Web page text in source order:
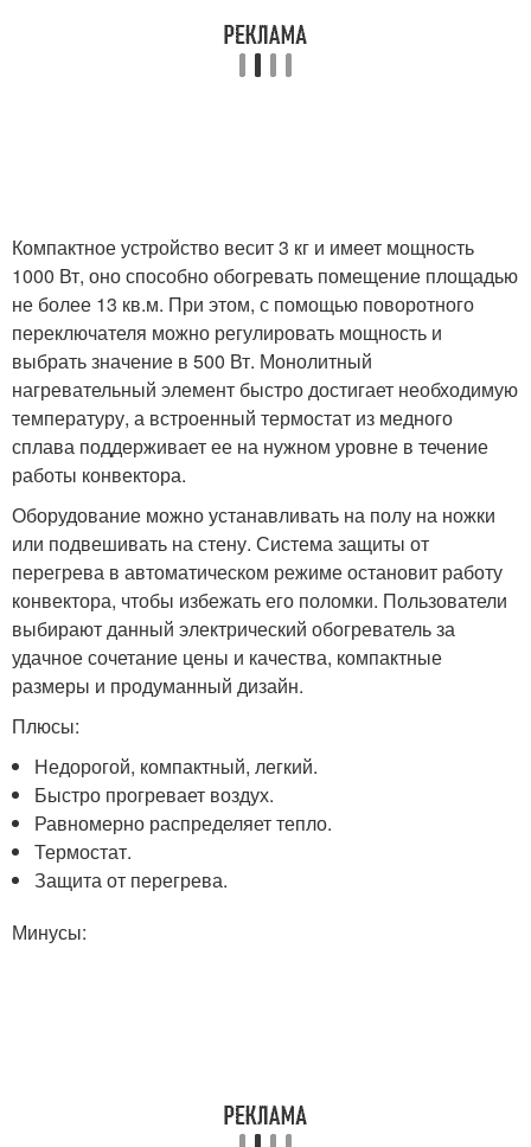
Компактное устройство весит 3 кг и имеет мощность
1000 Вт, оно способно обогревать помещение площадью
не более 13 кв.м. При этом, с помощью поворотного
переключателя можно регулировать мощность и
выбрать значение в 500 Вт. Монолитный
нагревательный элемент быстро достигает необходимую
температуру, а встроенный термостат из медного
сплава поддерживает ее на нужном уровне в течение
работы конвектора.
Оборудование можно устанавливать на полу на ножки
или подвешивать на стену. Система защиты от
перегрева в автоматическом режиме остановит работу
конвектора, чтобы избежать его поломки. Пользователи
выбирают данный электрический обогреватель за
удачное сочетание цены и качества, компактные
размеры и продуманный дизайн.
Плюсы:
Недорогой, компактный, легкий.
Быстро прогревает воздух.
Равномерно распределяет тепло.
Термостат.
Защита от перегрева.
Минусы: